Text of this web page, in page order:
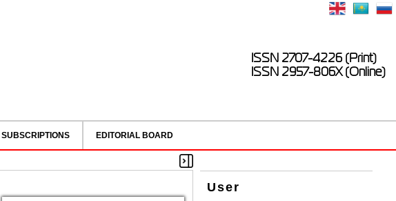
ISSN 2707-4226 (Print)
ISSN 2957-806X (Online)
SUBSCRIPTIONS EDITORIAL BOARD
User